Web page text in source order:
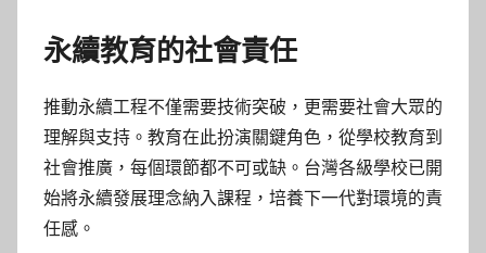
永續教育的社會責任
推動永續工程不僅需要技術突破，更需要社會大眾的
理解與支持。教育在此扮演關鍵角色，從學校教育到
社會推廣，每個環節都不可或缺。台灣各級學校已開
始將永續發展理念納入課程，培養下一代對環境的責
任感。